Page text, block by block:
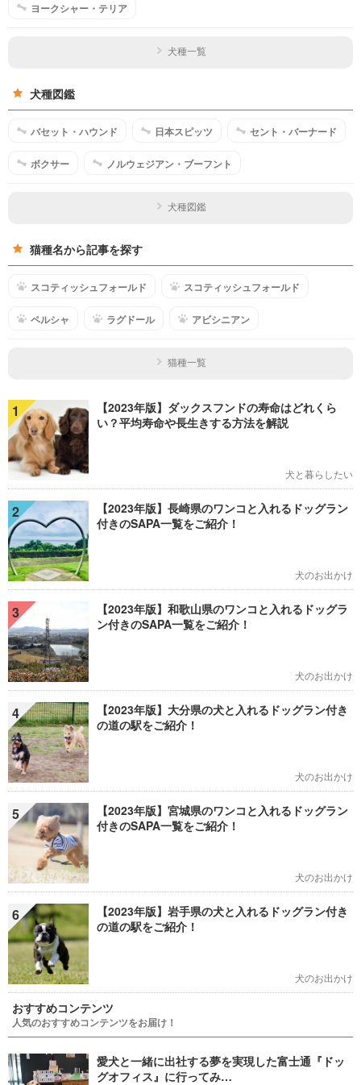
ヨークシャー・テリア
犬種一覧
犬種図鑑
バセット・ハウンド 日本スピッツ セント・バーナード
ボクサー ノルウェジアン・ブーフント
犬種図鑑
猫種名から記事を探す
スコティッシュフォールド スコティッシュフォールド
ペルシャ ラグドール アビシニアン
猫種一覧
1
【2023年版】ダックスフンドの寿命はどれくら
い？平均寿命や長生きする方法を解説
犬と暮らしたい
2
【2023年版】長崎県のワンコと入れるドッグラン
付きのSAPA一覧をご紹介！
犬のお出かけ
3
【2023年版】和歌山県のワンコと入れるドッグラ
ン付きのSAPA一覧をご紹介！
犬のお出かけ
4
【2023年版】大分県の犬と入れるドッグラン付き
の道の駅をご紹介！
犬のお出かけ
5
【2023年版】宮城県のワンコと入れるドッグラン
付きのSAPA一覧をご紹介！
犬のお出かけ
6
【2023年版】岩手県の犬と入れるドッグラン付き
の道の駅をご紹介！
犬のお出かけ
おすすめコンテンツ
人気のおすすめコンテンツをお届け！
愛犬と一緒に出社する夢を実現した富士通『ドッ
グオフィス』に行ってみ…